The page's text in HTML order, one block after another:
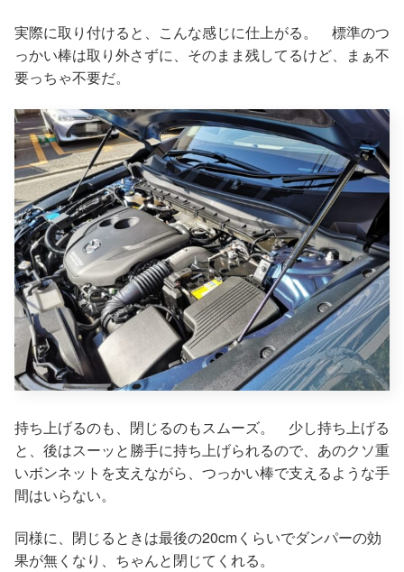
実際に取り付けると、こんな感じに仕上がる。 標準のつ
っかい棒は取り外さずに、そのまま残してるけど、まぁ不
要っちゃ不要だ。
持ち上げるのも、閉じるのもスムーズ。 少し持ち上げる
と、後はスーッと勝手に持ち上げられるので、あのクソ重
いボンネットを支えながら、つっかい棒で支えるような手
間はいらない。
同様に、閉じるときは最後の20cmくらいでダンパーの効
果が無くなり、ちゃんと閉じてくれる。